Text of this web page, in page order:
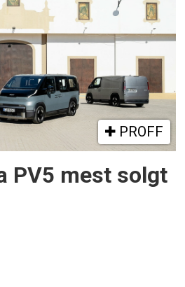
PROFF
PV5 mest solgt